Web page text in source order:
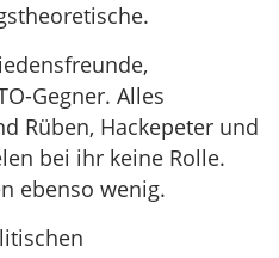
Gegner. Alles
Rüben, Hackepeter und
bei ihr keine Rolle.
ebenso wenig.